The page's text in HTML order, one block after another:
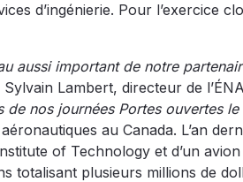
d’ingénierie. Pour l’exercice
aussi important de notre
Lambert, directeur de
nos journées Portes ouvertes le
au Canada. L’an
of Technology et d’un avion
totalisant plusieurs millions de